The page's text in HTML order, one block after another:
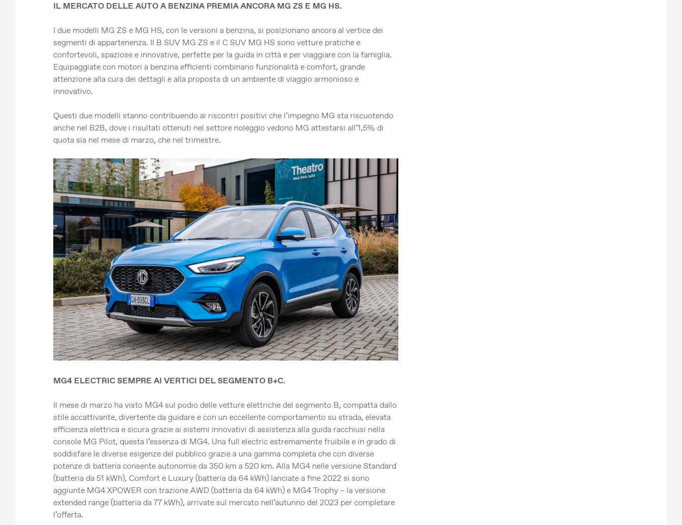
IL MERCATO DELLE AUTO A BENZINA PREMIA ANCORA MG ZS E MG HS.
I due modelli MG ZS e MG HS, con le versioni a benzina, si posizionano ancora al vertice dei
segmenti di appartenenza. Il B SUV MG ZS e il C SUV MG HS sono vetture pratiche e
confortevoli, spaziose e innovative, perfette per la guida in città e per viaggiare con la famiglia.
Equipaggiate con motori a benzina efficienti combinano funzionalità e comfort, grande
attenzione alla cura dei dettagli e alla proposta di un ambiente di viaggio armonioso e
innovativo.
Questi due modelli stanno contribuendo ai riscontri positivi che l’impegno MG sta riscuotendo
anche nel B2B, dove i risultati ottenuti nel settore noleggio vedono MG attestarsi all’1,5% di
quota sia nel mese di marzo, che nel trimestre.
MG4 ELECTRIC SEMPRE AI VERTICI DEL SEGMENTO B+C.
Il mese di marzo ha visto MG4 sul podio delle vetture elettriche del segmento B, compatta dallo
stile accattivante, divertente da guidare e con un eccellente comportamento su strada, elevata
efficienza elettrica e sicura grazie ai sistemi innovativi di assistenza alla guida racchiusi nella
console MG Pilot, questa l’essenza di MG4. Una full electric estremamente fruibile e in grado di
soddisfare le diverse esigenze del pubblico grazie a una gamma completa che con diverse
potenze di batteria consente autonomie da 350 km a 520 km. Alla MG4 nelle versione Standard
(batteria da 51 kWh), Comfort e Luxury (batteria da 64 kWh) lanciate a fine 2022 si sono
aggiunte MG4 XPOWER con trazione AWD (batteria da 64 kWh) e MG4 Trophy – la versione
extended range (batteria da 77 kWh), arrivate sul mercato nell’autunno del 2023 per completare
l’offerta.